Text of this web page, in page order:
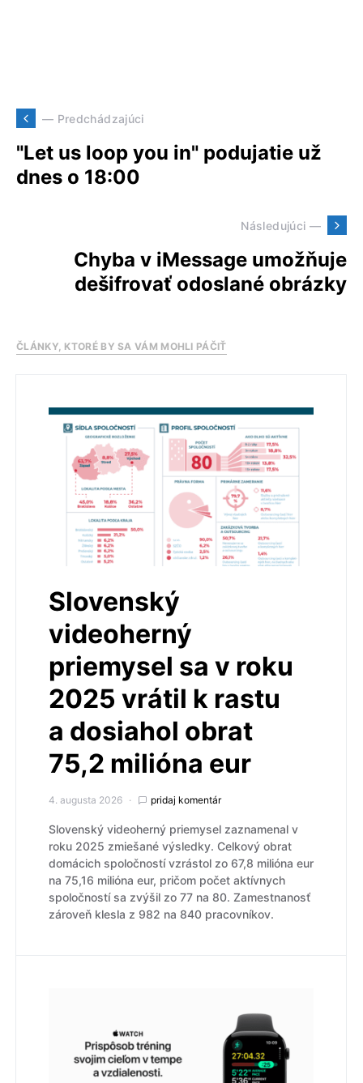
— Predchádzajúci
"Let us loop you in" podujatie už
dnes o 18:00
Následujúci —
Chyba v iMessage umožňuje
dešifrovať odoslané obrázky
ČLÁNKY, KTORÉ BY SA VÁM MOHLI PÁČIŤ
Slovenský
videoherný
priemysel sa v roku
2025 vrátil k rastu
a dosiahol obrat
75,2 milióna eur
4. augusta 2026 pridaj komentár
Slovenský videoherný priemysel zaznamenal v
roku 2025 zmiešané výsledky. Celkový obrat
domácich spoločností vzrástol zo 67,8 milióna eur
na 75,16 milióna eur, pričom počet aktívnych
spoločností sa zvýšil zo 77 na 80. Zamestnanosť
zároveň klesla z 982 na 840 pracovníkov.